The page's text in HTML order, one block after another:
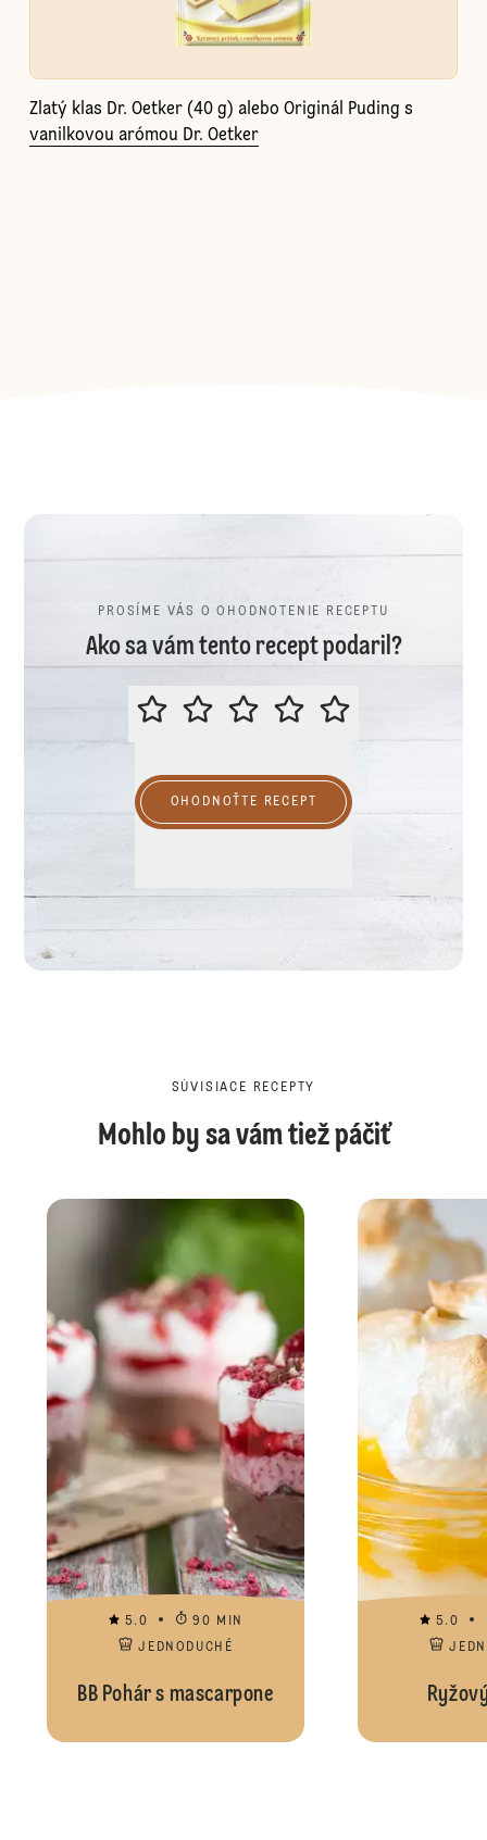
Zlatý klas Dr. Oetker (40 g) alebo Originál Puding s
vanilkovou arómou Dr. Oetker
PROSÍME VÁS O OHODNOTENIE RECEPTU
Ako sa vám tento recept podaril?
PROSÍME VÁS O OHODNOTENIE
OHODNOŤTE RECEPT
SÚVISIACE RECEPTY
Mohlo by sa vám tiež páčiť
5.0
90 MIN
JEDNODUCHÉ
BB Pohár s mascarpone
5.0